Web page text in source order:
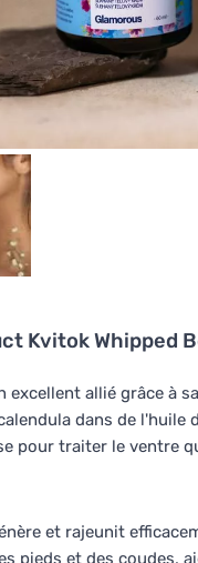
Kvitok Whipped
excellent allié grâce à
dans de
pour traiter le ventre
et rajeunit
pieds et des coudes,